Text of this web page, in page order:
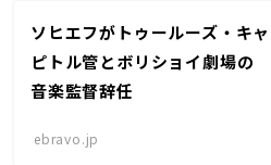
ソヒエフがトゥールーズ・キャ
ピトル管とボリショイ劇場の
音楽監督辞任
ebravo.jp